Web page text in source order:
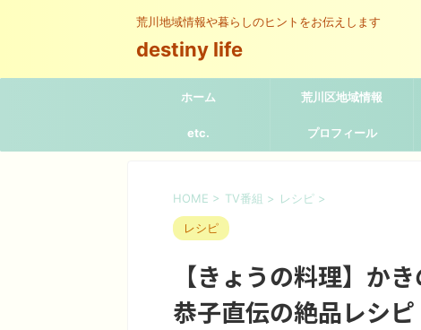
荒川地域情報や暮らしのヒントをお伝えします
destiny life
ホーム 荒川区地域情報
etc. プロフィール
HOME > TV番組 > レシピ >
レシピ
【きょうの料理】か
恭子直伝の絶品レシピ